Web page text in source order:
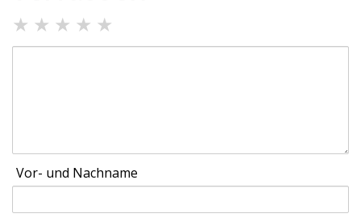
★ ★ ★ ★ ★
Vor- und Nachname